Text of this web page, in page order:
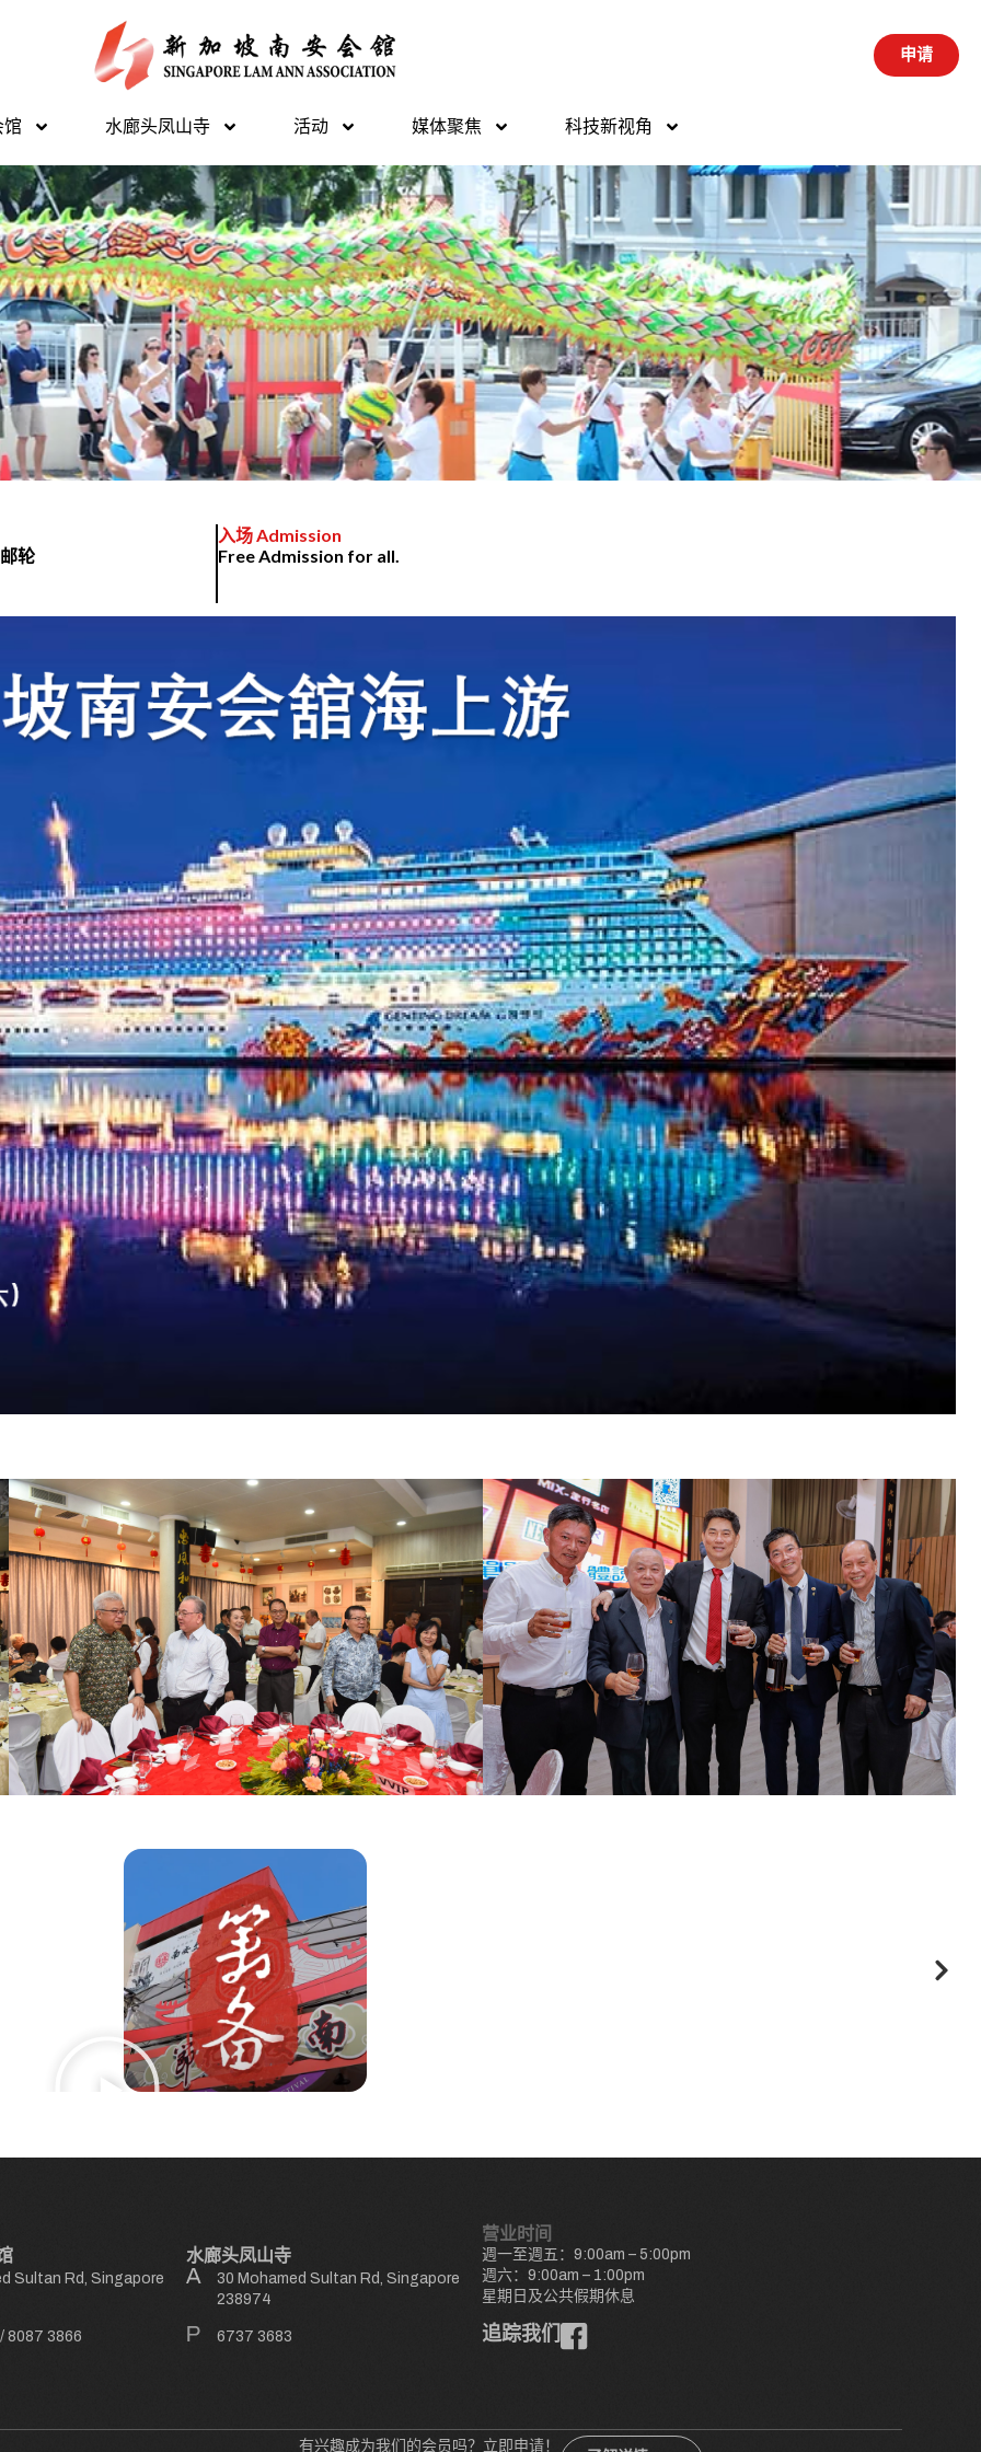
申请
馆 水廊头凤山寺 活动 媒体聚焦 科技新视角
轮
入场 Admission
Free Admission for all.
Sultan Rd, Singapore
8087 3866
水廊头凤山寺
30 Mohamed Sultan Rd, Singapore
238974
6737 3683
营业时间
週一至週五：9:00am – 5:00pm
週六：9:00am – 1:00pm
星期日及公共假期休息
追踪我们
有兴趣成为我们的会员吗？立即申请！